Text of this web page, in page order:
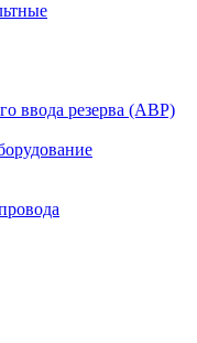
ввода резерва (АВР)